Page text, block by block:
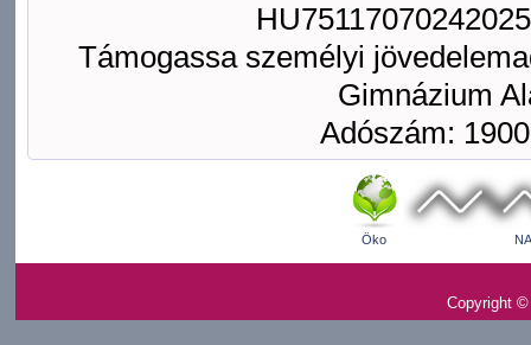
Támogassa személyi
Gimnázium
Adószám:
Öko
Copyright